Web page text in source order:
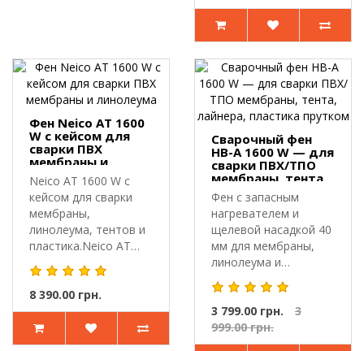
Фен Neico AT 1600
W с кейсом для
сварки ПВХ
мембраны и
линолеума
Neico AT 1600 W с
кейсом для сварки
мембраны,
линолеума, тентов и
пластика.Neico AT
1600 W с кейсом ..
8 390.00 грн.
Сварочный фен
HB-A 1600 W — для
сварки ПВХ/ТПО
мембраны, тента,
лайнера, пластика
прутком
Фен с запасным
нагревателем и
щелевой насадкой 40
мм для мембраны,
линолеума и
пластика.HB-A 1600 W
..
3 799.00 грн.
3
999.00 грн.